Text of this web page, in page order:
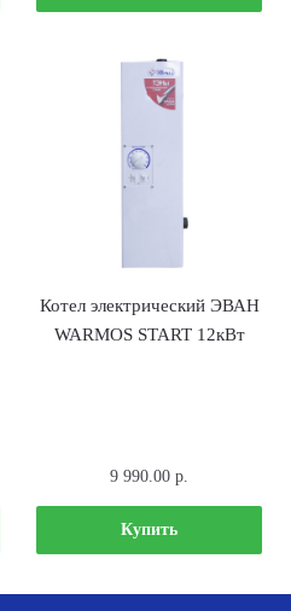
Котел электрический ЭВАН
WARMOS START 12кВт
9 990.00р.
Купить